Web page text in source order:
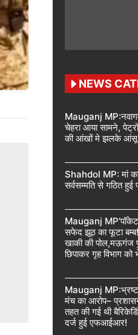
NEWS
Mauganj MP:नवागत
चेहरा आया सामने,
की आंखों मे झलके आंसू
Shahdol MP: मां
सर्वसम्मति से गठित हुई
Mauganj MP’पॉकेट
सफेद झूठ का फूटा
खाकी की पोल,मऊगंज
छिपाकर गृह विभाग
Mauganj
मंच का आरोप–
तहत की गई थी
दर्ज हुई एफआईआर!